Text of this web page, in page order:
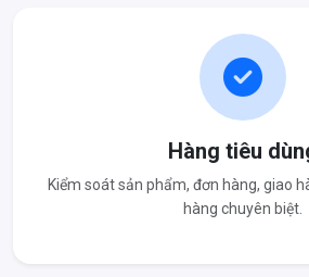
Hàng tiêu
Kiểm soát sản phẩm, đơn hàng, giao
hàng chuyên biệt.